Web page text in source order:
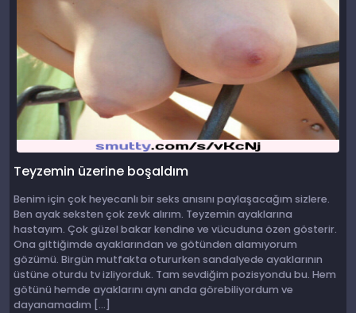
Teyzemin üzerine boşaldım
Benim için çok heyecanlı bir seks anısını paylaşacağım sizlere.
Ben ayak seksten çok zevk alırım. Teyzemin ayaklarına
hastayım. Çok güzel bakar kendine ve vücuduna özen gösterir.
Ona gittiğimde ayaklarından ve götünden alamıyorum
gözümü. Birgün mutfakta otururken sandalyede ayaklarının
üstüne oturdu tv izliyorduk. Tam sevdiğim pozisyondu bu. Hem
götünü hemde ayaklarını aynı anda görebiliyordum ve
dayanamadım […]